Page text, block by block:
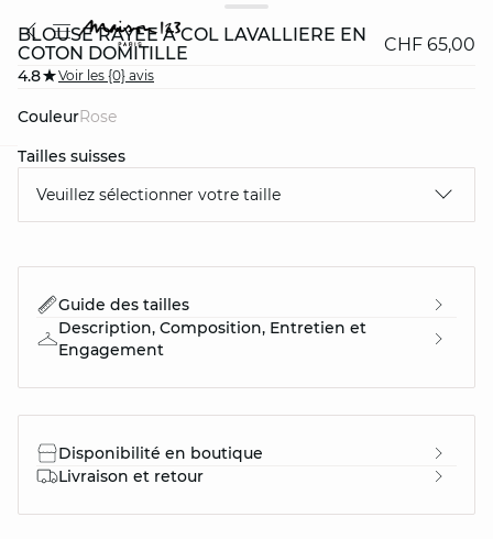
BLOUSE RAYÉE À COL LAVALLIÈRE EN
COTON DOMITILLE
CHF 65,00
4.8 Voir les {0} avis
Couleur rose
Tailles suisses
Veuillez sélectionner votre taille
Guide des tailles
Description, Composition, Entretien et
Engagement
Disponibilité en boutique
Livraison et retour